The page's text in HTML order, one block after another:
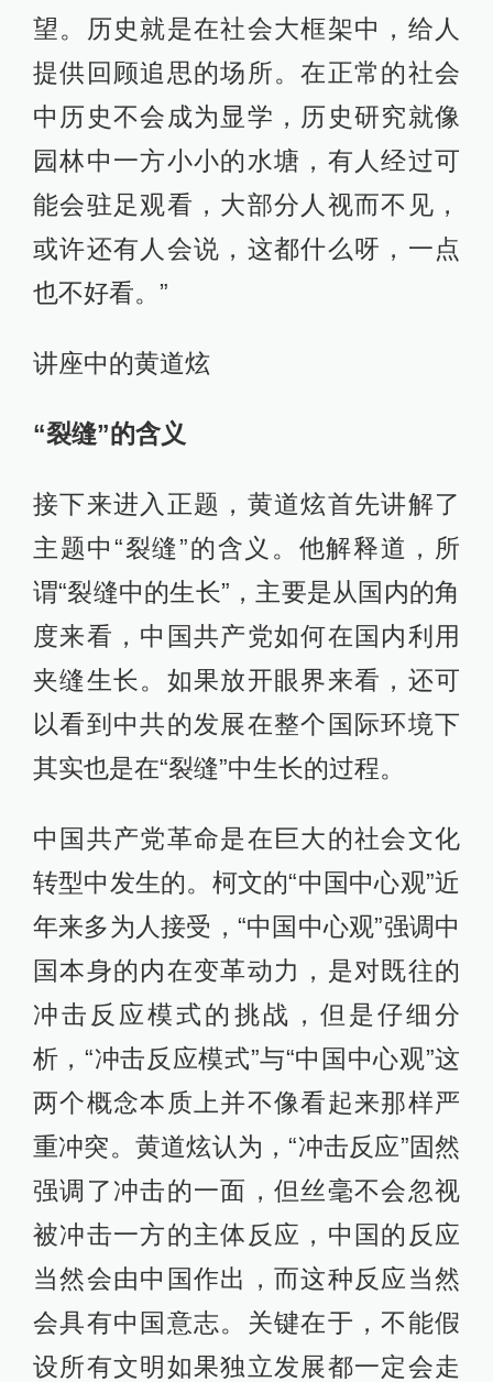
望。历史就是在社会大框架中，给人
提供回顾追思的场所。在正常的社会
中历史不会成为显学，历史研究就像
园林中一方小小的水塘，有人经过可
能会驻足观看，大部分人视而不见，
或许还有人会说，这都什么呀，一点
也不好看。”
讲座中的黄道炫
“裂缝”的含义
接下来进入正题，黄道炫首先讲解了
主题中“裂缝”的含义。他解释道，所
谓“裂缝中的生长”，主要是从国内的角
度来看，中国共产党如何在国内利用
夹缝生长。如果放开眼界来看，还可
以看到中共的发展在整个国际环境下
其实也是在“裂缝”中生长的过程。
中国共产党革命是在巨大的社会文化
转型中发生的。柯文的“中国中心观”近
年来多为人接受，“中国中心观”强调中
国本身的内在变革动力，是对既往的
冲击反应模式的挑战，但是仔细分
析，“冲击反应模式”与“中国中心观”这
两个概念本质上并不像看起来那样严
重冲突。黄道炫认为，“冲击反应”固然
强调了冲击的一面，但丝毫不会忽视
被冲击一方的主体反应，中国的反应
当然会由中国作出，而这种反应当然
会具有中国意志。关键在于，不能假
设所有文明如果独立发展都一定会走